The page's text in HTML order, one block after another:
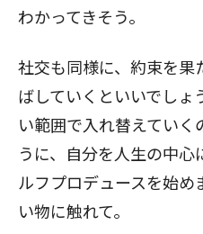
わかってきそう。
社交も同様に、約束を
ばしていくといいでしょ
い範囲で入れ替えていく
うに、自分を人生の中心
ルフプロデュースを始
い物に触れて。